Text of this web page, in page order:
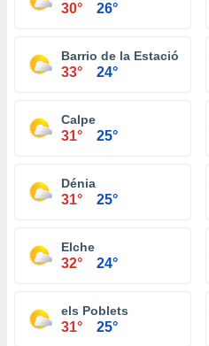
30° 26°
Barrio de la Estación
33° 24°
Calpe
31° 25°
Dénia
31° 25°
Elche
32° 24°
els Poblets
31° 25°